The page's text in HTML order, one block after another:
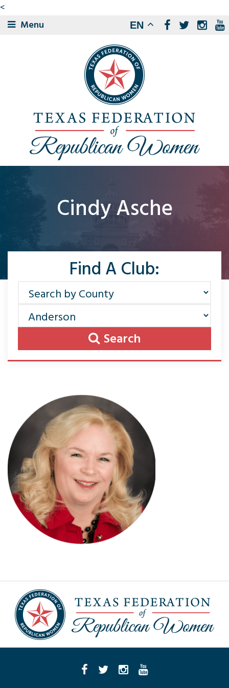
<
Menu
EN
Cindy Asche
Find A Club:
Search